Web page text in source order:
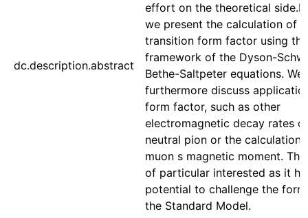
dc.description.abstract
effort on the theoretical
we present the calculation of
transition form factor using the
framework of the Dyson-
Bethe-Saltpeter equations. We
furthermore discuss
form factor, such as other
electromagnetic decay rates
neutral pion or the calculation
muon s magnetic moment.
of particular interested as it
potential to challenge the
the Standard Model.